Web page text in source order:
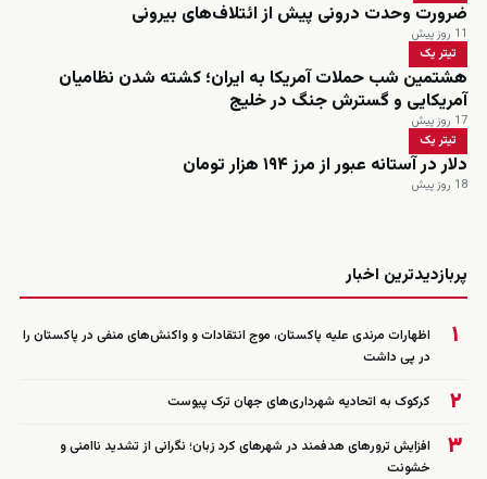
ضرورت وحدت درونی پیش از ائتلاف‌های بیرونی
11 روز پیش
تیتر یک
هشتمین شب حملات آمریکا به ایران؛ کشته شدن نظامیان
آمریکایی و گسترش جنگ در خلیج
17 روز پیش
تیتر یک
دلار در آستانه عبور از مرز ۱۹۴ هزار تومان
18 روز پیش
پربازدیدترین اخبار
۱
اظهارات مرندی علیه پاکستان، موج انتقادات و واکنش‌های منفی در پاکستان را
در پی داشت
۲ کرکوک به اتحادیه شهرداری‌های جهان ترک پیوست
۳
افزایش ترورهای هدفمند در شهرهای کرد زبان؛ نگرانی از تشدید ناامنی و
خشونت